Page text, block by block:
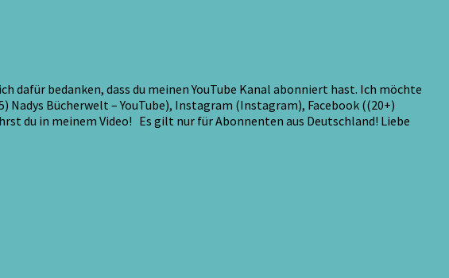
bedanken, dass du meinen YouTube Kanal abonniert hast. Ich möchte
Bücherwelt – YouTube), Instagram (Instagram), Facebook ((20+)
du in meinem Video! Es gilt nur für Abonnenten aus Deutschland! Liebe